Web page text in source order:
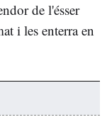
de l'ésser
i les enterra en